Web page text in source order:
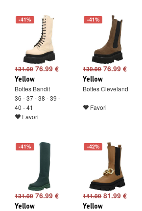
-41%
131.00 76.99 €
Yellow
Bottes Bandit
36 - 37 - 38 - 39 -
40 - 41
Favori
-41%
130.9976.99 €
Yellow
Bottes Cleveland
Favori
-41%
131.00 76.99 €
Yellow
-42%
141.0081.99 €
Yellow